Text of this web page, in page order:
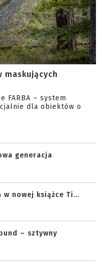
maskujących
FARBA – system
dla obiektów o
generacja
nowej książce Ti...
– sztywny